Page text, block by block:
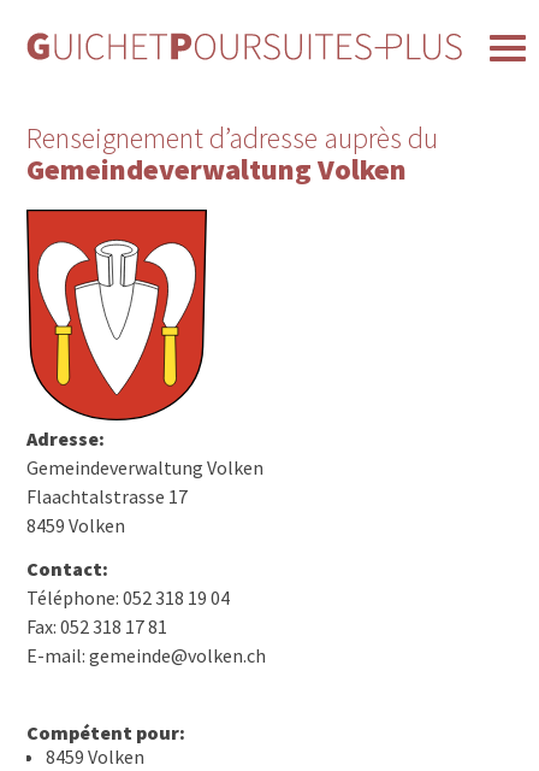
Renseignement d’adresse auprès du
Gemeindeverwaltung Volken
Adresse:
Gemeindeverwaltung Volken
Flaachtalstrasse 17
8459 Volken
Contact:
Téléphone: 052 318 19 04
Fax: 052 318 17 81
E-mail: gemeinde@volken.ch
Compétent pour:
8459 Volken